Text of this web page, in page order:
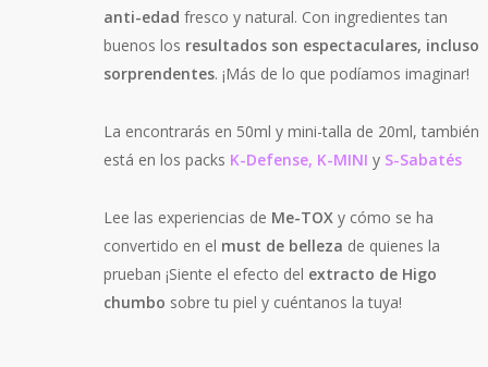
anti-edadfresco y natural. Con ingredientes tan
buenos los resultados son espectaculares, incluso
sorprendentes. ¡Más de lo que podíamos imaginar!
La encontrarás en 50ml y mini-talla de 20ml, también
está en los packs K-Defense, K-MINI y S-Sabatés
Lee las experiencias de Me-TOX y cómo se ha
convertido en el must de belleza de quienes la
prueban ¡Siente el efecto del extracto de Higo
chumbo sobre tu piel y cuéntanos la tuya!